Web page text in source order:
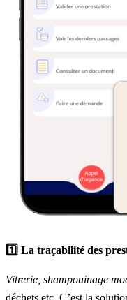
1️⃣ La traçabilité des
Vitrerie, shampouinage